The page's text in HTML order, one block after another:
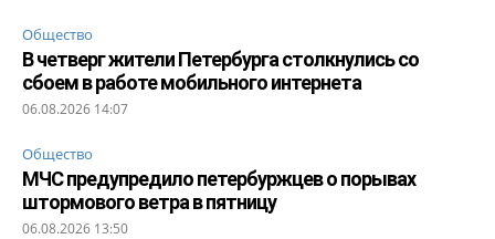
Общество
В четверг жители Петербурга столкнулись со
сбоем в работе мобильного интернета
06.08.2026 14:07
Общество
МЧС предупредило петербуржцев о порывах
штормового ветра в пятницу
06.08.2026 13:50